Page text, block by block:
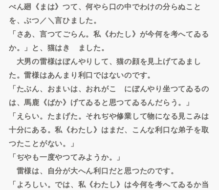
べん廻《まは》つて、何やら口の中でわけの分らぬこと
を、ぶつ／＼言ひました。
「さあ、言つてごらん。私《わたし》が今何を考へてゐる
か。」と、猫はきゝました。
大男の雷様はぼんやりして、猫の顔を見上げてゐまし
た。雷様はあんまり利口ではないのです。
「たぶん、おまいは、おれがこゝにぼんやり坐つてゐるの
は、馬鹿《ばか》げてゐると思つてゐるんだらう。」
「えらい。たまげた。それぢや修業して物になる見こみは
十分にある。私《わたし》はまだ、こんな利口な弟子を取
つたことがない。」
「ぢやも一度やつてみようか。」
雷様は、自分が大へん利口だと思つたのです。
「よろしい。では、私《わたし》は今何を考へてゐるか当